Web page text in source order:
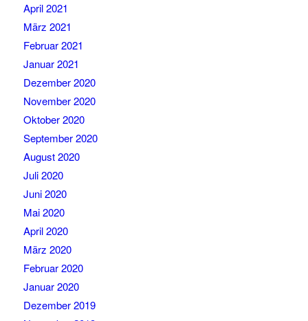
April 2021
März 2021
Februar 2021
Januar 2021
Dezember 2020
November 2020
Oktober 2020
September 2020
August 2020
Juli 2020
Juni 2020
Mai 2020
April 2020
März 2020
Februar 2020
Januar 2020
Dezember 2019